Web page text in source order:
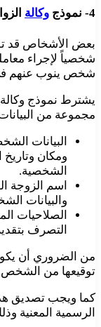
4- نموذج وكالة
بعض الأشخاص قد
شخصياً لإجراء
شخص ينوب عنهم في
يشترط نموذج
مجموعة من
البيانات
ومكان وتاريخ
الشخصية.
اسم الزوجة
والبيانات
الصلاحيات
التصرف
من الضروري أن
توقيعها من الشخص
كما ويجب تصديق
الرسمية المعنية